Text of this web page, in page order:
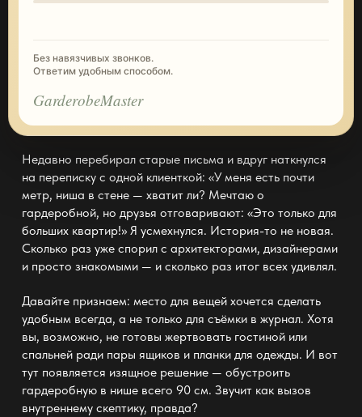
Без навязчивых звонков.
Ответим удобным способом.
GarderobeMaster
Недавно перебирал старые письма и вдруг наткнулся
на переписку с одной клиенткой: «У меня есть почти
метр, ниша в стене — хватит ли? Мечтаю о
гардеробной, но друзья отговаривают: «Это только для
больших квартир!» Я усмехнулся. История-то не новая.
Сколько раз уже спорил с архитекторами, дизайнерами
и просто знакомыми — и сколько раз итог всех удивлял.
Давайте признаем: место для вещей хочется сделать
удобным всегда, а не только для съёмки в журнал. Хотя
вы, возможно, не готовы жертвовать гостиной или
спальней ради пары ящиков и планки для одежды. И вот
тут появляется изящное решение — обустроить
гардеробную в нишевсего 90 см. Звучит как вызов
внутреннему скептику, правда?